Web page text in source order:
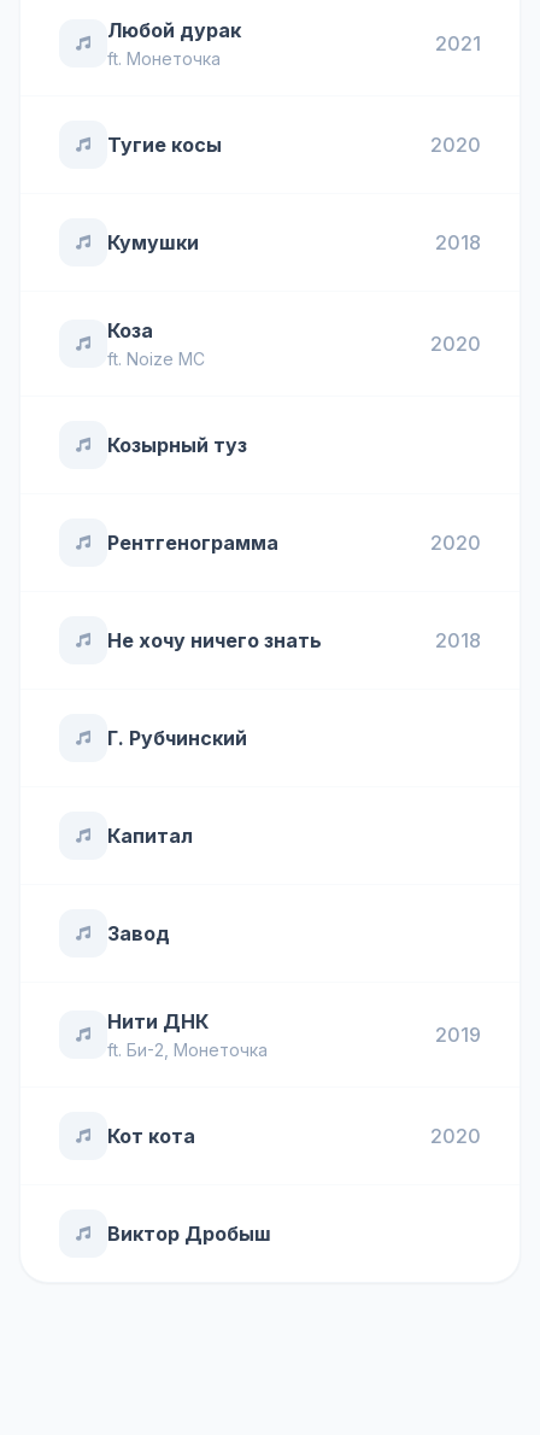
Любой дурак
ft. Монеточка
2021
Тугие косы 2020
Кумушки 2018
Коза
ft. Noize MC
2020
Козырный туз
Рентгенограмма 2020
Не хочу ничего знать 2018
Г. Рубчинский
Капитал
Завод
Нити ДНК
ft. Би-2 Монеточка
2019
Кот кота 2020
Виктор Дробыш